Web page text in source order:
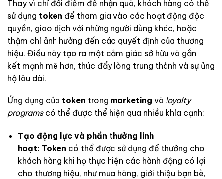
Thay vì chỉ đổi điểm để nhận quà, khách hàng có thể
sử dụng token để tham gia vào các hoạt động độc
quyền, giao dịch với những người dùng khác, hoặc
thậm chí ảnh hưởng đến các quyết định của thương
hiệu. Điều này tạo ra một cảm giác sở hữu và gắn
kết mạnh mẽ hơn, thúc đẩy lòng trung thành và sự ủng
hộ lâu dài.
Ứng dụng của token trong marketing và loyalty
programscó thể được thể hiện qua nhiều khía cạnh:
Tạo động lực và phần thưởng linh
hoạt: Token có thể được sử dụng để thưởng cho
khách hàng khi họ thực hiện các hành động có lợi
cho thương hiệu, như mua hàng, giới thiệu bạn bè,